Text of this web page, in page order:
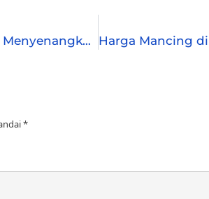
Pemancingan Keluarga Tangerang: Liburan Seru dan Menyenangkan Bersama Keluarga!
*